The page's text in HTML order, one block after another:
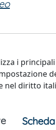
i
nel diritto